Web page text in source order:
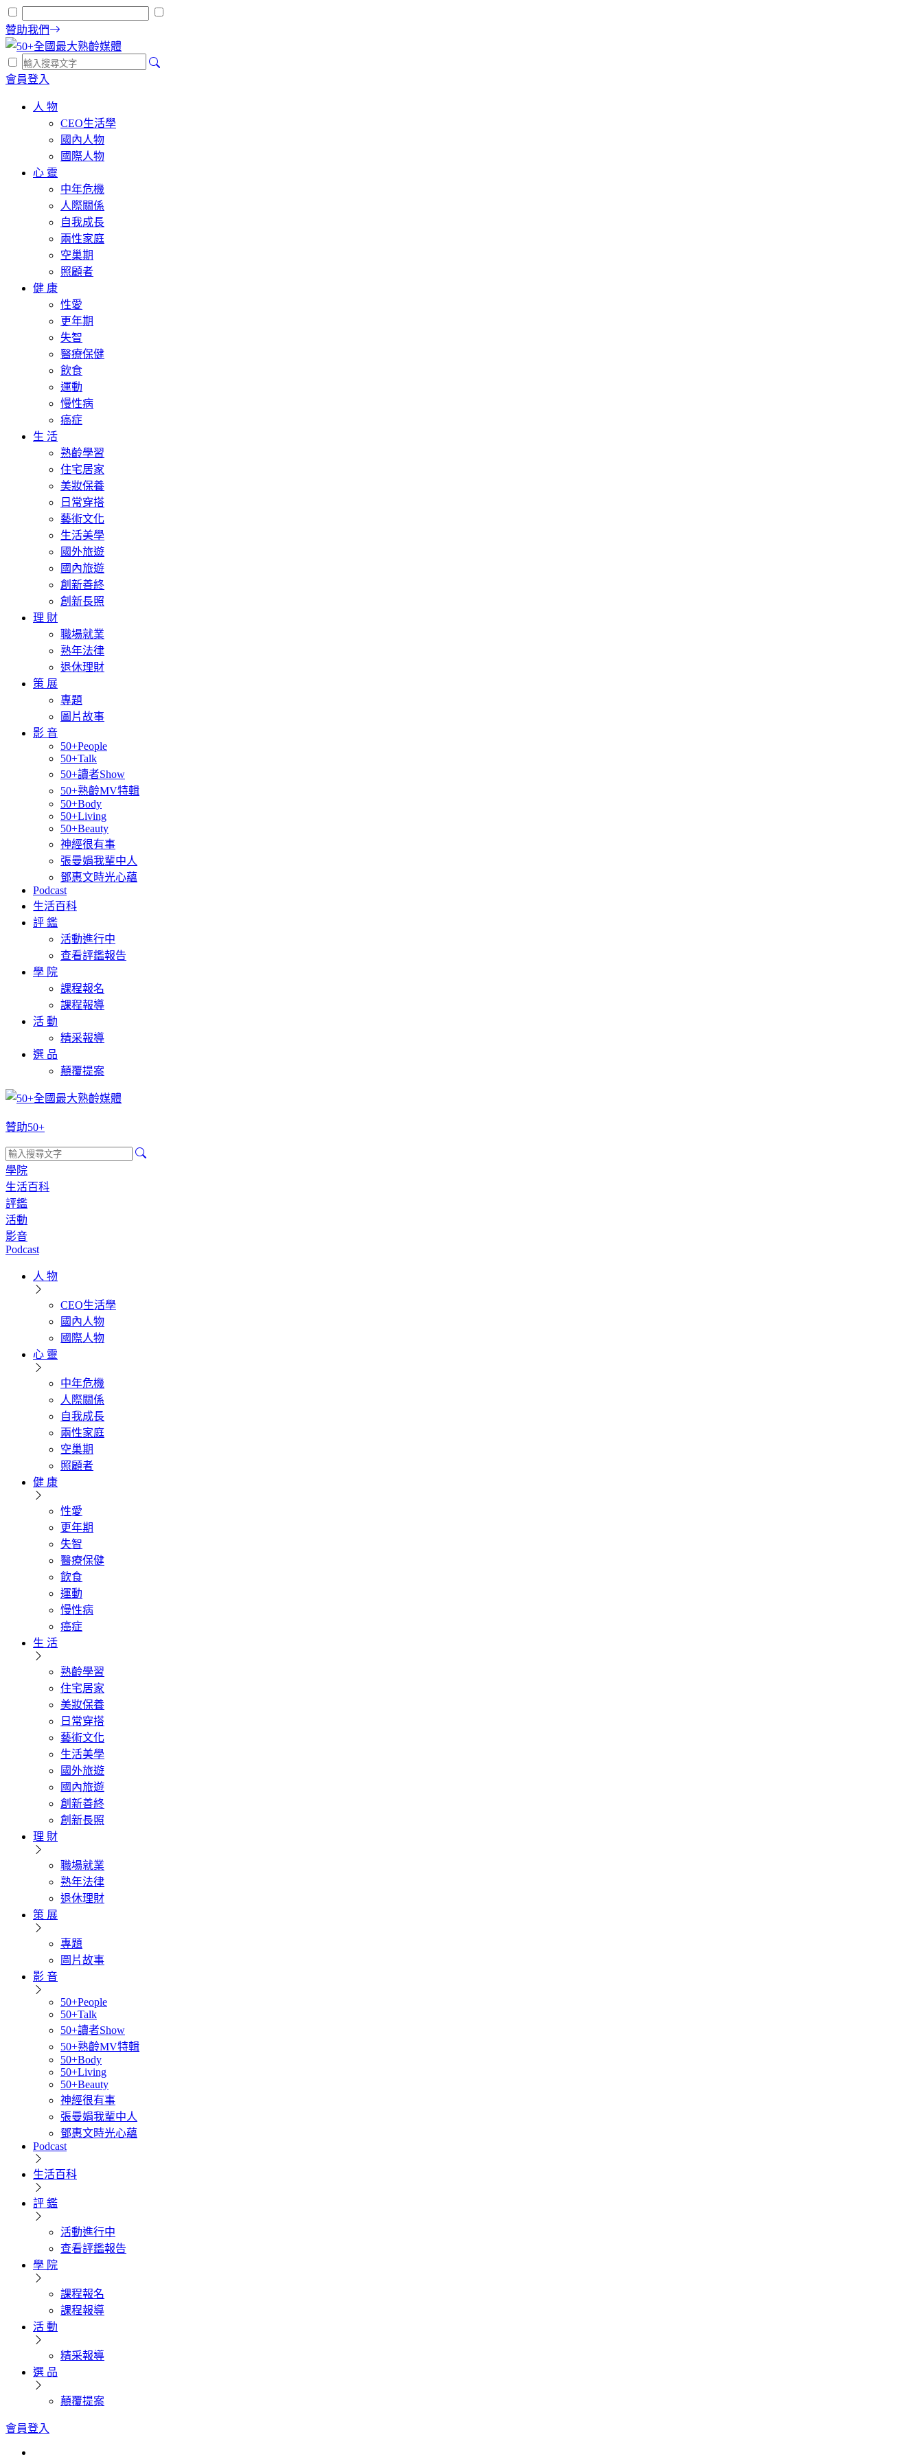
贊助我們
會員登入
人 物
CEO生活學
國內人物
國際人物
心 靈
中年危機
人際關係
自我成長
兩性家庭
空巢期
照顧者
健 康
性愛
更年期
失智
醫療保健
飲食
運動
慢性病
癌症
生 活
熟齡學習
住宅居家
美妝保養
日常穿搭
藝術文化
生活美學
國外旅遊
國內旅遊
創新善終
創新長照
理 財
職場就業
熟年法律
退休理財
策 展
專題
圖片故事
影 音
50+People
50+Talk
50+讀者Show
50+熟齡MV特輯
50+Body
50+Living
50+Beauty
神經很有事
張曼娟我輩中人
鄧惠文時光心蘊
Podcast
生活百科
評 鑑
活動進行中
查看評鑑報告
學 院
課程報名
課程報導
活 動
精采報導
選 品
顛覆提案
贊助50+
學院
生活百科
評鑑
活動
影音
Podcast
人 物
CEO生活學
國內人物
國際人物
心 靈
中年危機
人際關係
自我成長
兩性家庭
空巢期
照顧者
健 康
性愛
更年期
失智
醫療保健
飲食
運動
慢性病
癌症
生 活
熟齡學習
住宅居家
美妝保養
日常穿搭
藝術文化
生活美學
國外旅遊
國內旅遊
創新善終
創新長照
理 財
職場就業
熟年法律
退休理財
策 展
專題
圖片故事
影 音
50+People
50+Talk
50+讀者Show
50+熟齡MV特輯
50+Body
50+Living
50+Beauty
神經很有事
張曼娟我輩中人
鄧惠文時光心蘊
Podcast
生活百科
評 鑑
活動進行中
查看評鑑報告
學 院
課程報名
課程報導
活 動
精采報導
選 品
顛覆提案
會員登入